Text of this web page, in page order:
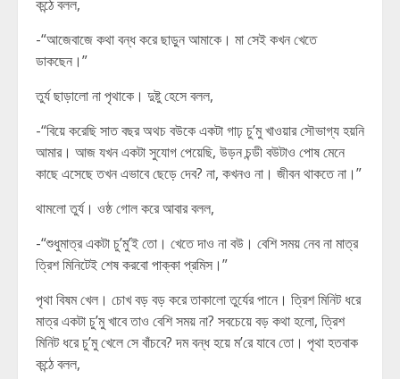
কন্ঠে বলল,
-“আজেবাজে কথা বন্ধ করে ছাড়ুন আমাকে। মা সেই কখন খেতে
ডাকছেন।”
তুর্য ছাড়ালো না পৃথাকে। দুষ্টু হেসে বলল,
-“বিয়ে করেছি সাত বছর অথচ বউকে একটা গাঢ় চু’মু খাওয়ার সৌভাগ্য হয়নি
আমার। আজ যখন একটা সুযোগ পেয়েছি, উড়ন চন্ডী বউটাও পোষ মেনে
কাছে এসেছে তখন এভাবে ছেড়ে দেব? না, কখনও না। জীবন থাকতে না।”
থামলো তুর্য। ওষ্ঠ গোল করে আবার বলল,
-“শুধুমাত্র একটা চু’মু’ই তো। খেতে দাও না বউ। বেশি সময় নেব না মাত্র
ত্রিশ মিনিটেই শেষ করবো পাক্কা প্রমিস।”
পৃথা বিষম খেল। চোখ বড় বড় করে তাকালো তুর্যের পানে। ত্রিশ মিনিট ধরে
মাত্র একটা চু’মু খাবে তাও বেশি সময় না? সবচেয়ে বড় কথা হলো, ত্রিশ
মিনিট ধরে চু’মু খেলে সে বাঁচবে? দম বন্ধ হয়ে ম’রে যাবে তো। পৃথা হতবাক
কন্ঠে বলল,